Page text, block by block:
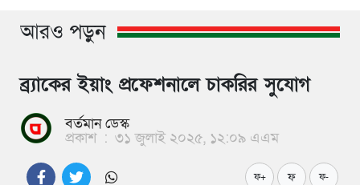
আরও পড়ুন
ব্র্যাকের ইয়াং প্রফেশনালে চাকরির সুযোগ
বর্তমান ডেস্ক
প্রকাশ : ৩১ জুলাই ২০২৫, ১২:০৯ এএম
ফ+ ফ ফ-